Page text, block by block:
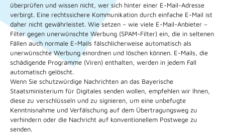
überprüfen und wissen nicht, wer sich hinter einer E-Mail-Adresse
verbirgt. Eine rechtssichere Kommunikation durch einfache E-Mail ist
daher nicht gewährleistet. Wie setzen – wie viele E-Mail-Anbieter –
Filter gegen unerwünschte Werbung (SPAM-Filter) ein, die in seltenen
Fällen auch normale E-Mails fälschlicherweise automatisch als
unerwünschte Werbung einordnen und löschen können. E-Mails, die
schädigende Programme (Viren) enthalten, werden in jedem Fall
automatisch gelöscht.
Wenn Sie schutzwürdige Nachrichten an das Bayerische
Staatsministerium für Digitales senden wollen, empfehlen wir Ihnen,
diese zu verschlüsseln und zu signieren, um eine unbefugte
Kenntnisnahme und Verfälschung auf dem Übertragungsweg zu
verhindern oder die Nachricht auf konventionellem Postwege zu
senden.